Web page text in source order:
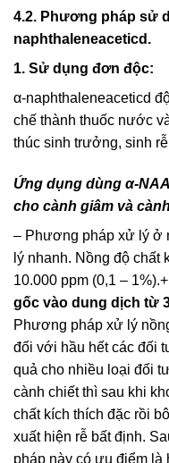
4.2. Phương pháp sử
naphthaleneaceticd.
1. Sử dụng đơn độc:
α-naphthaleneaceticd
chế thành thuốc nước
thúc sinh trưởng, sinh
Ứng dụng dùng α-
cho cành giâm và
– Phương pháp xử lý ở
lý nhanh. Nồng độ chất
10.000 ppm (0,1 –
gốc vào dung dịch từ
Phương pháp xử lý
đối với hầu hết các đối
quả cho nhiều loại đối
cành chiết thì sau khi
chất kích thích đặc rồi
xuất hiện rễ bất định.
pháp này có ưu điểm là